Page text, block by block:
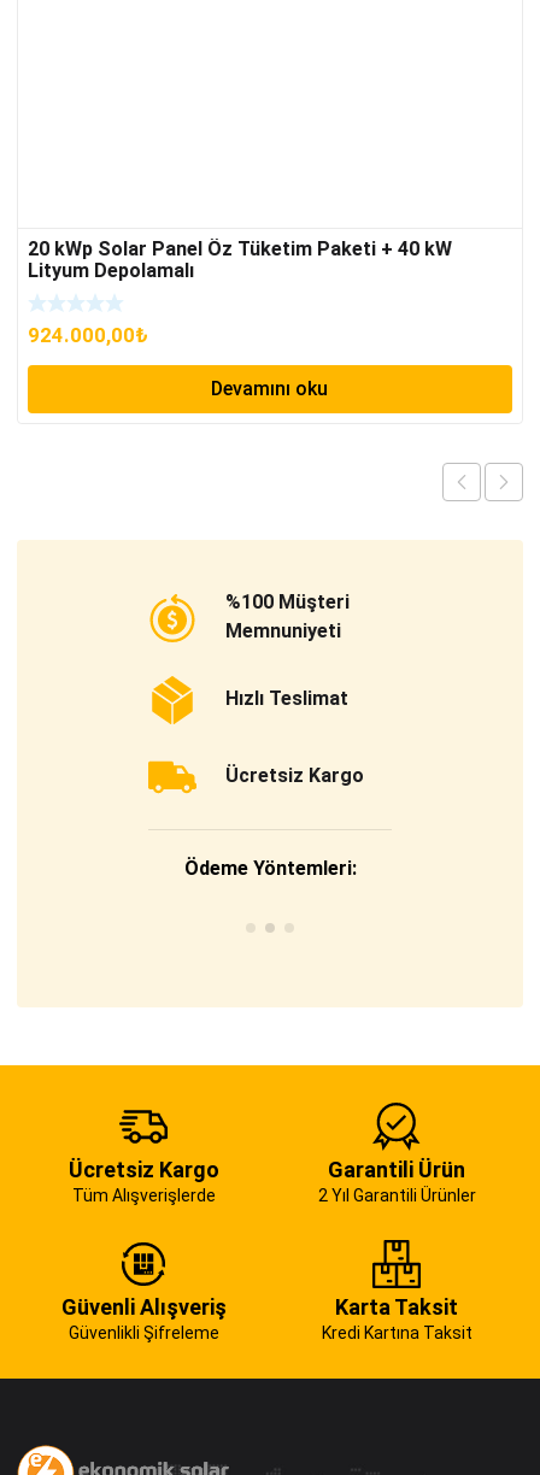
20 kWp Solar Panel Öz Tüketim Paketi + 40 kW
Lityum Depolamalı
924.000,00₺
Devamını oku
%100 Müşteri
Memnuniyeti
Hızlı Teslimat
Ücretsiz Kargo
Ödeme Yöntemleri:
Ücretsiz Kargo
Tüm Alışverişlerde
Garantili Ürün
2 Yıl Garantili Ürünler
Güvenli Alışveriş
Güvenlikli Şifreleme
Karta Taksit
Kredi Kartına Taksit